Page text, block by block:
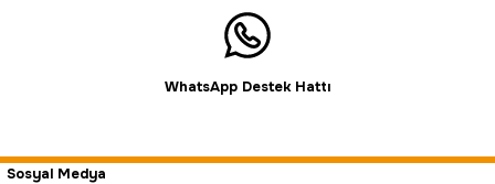
WhatsApp Destek Hattı
Sosyal Medya